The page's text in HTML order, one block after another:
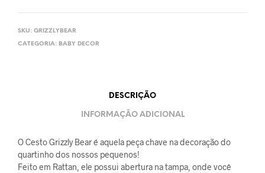
SKU: GRIZZLYBEAR
CATEGORIA: BABY DECOR
DESCRIÇÃO
INFORMAÇÃO ADICIONAL
O Cesto Grizzly Bear é aquela peça chave na decoração do
quartinho dos nossos pequenos!
Feito em Rattan, ele possui abertura na tampa, onde você